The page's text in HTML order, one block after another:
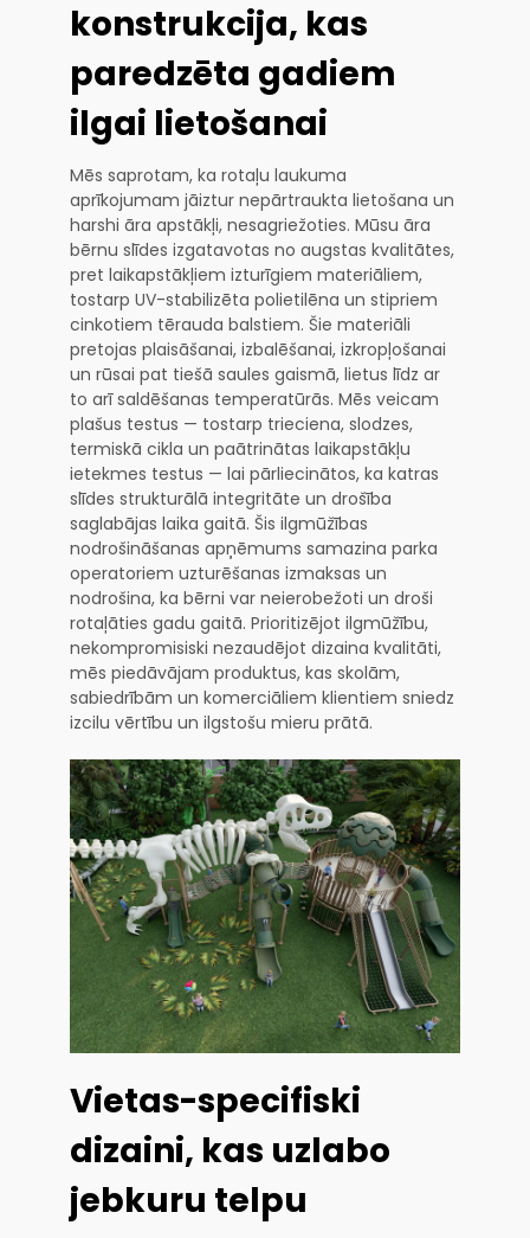
konstrukcija, kas
paredzēta gadiem
ilgai lietošanai
Mēs saprotam, ka rotaļu laukuma
aprīkojumam jāiztur nepārtraukta lietošana un
harshi āra apstākļi, nesagriežoties. Mūsu āra
bērnu slīdes izgatavotas no augstas kvalitātes,
pret laikapstākļiem izturīgiem materiāliem,
tostarp UV-stabilizēta polietilēna un stipriem
cinkotiem tērauda balstiem. Šie materiāli
pretojas plaisāšanai, izbalēšanai, izkropļošanai
un rūsai pat tiešā saules gaismā, lietus līdz ar
to arī saldēšanas temperatūrās. Mēs veicam
plašus testus — tostarp trieciena, slodzes,
termiskā cikla un paātrinātas laikapstākļu
ietekmes testus — lai pārliecinātos, ka katras
slīdes strukturālā integritāte un drošība
saglabājas laika gaitā. Šis ilgmūžības
nodrošināšanas apņēmums samazina parka
operatoriem uzturēšanas izmaksas un
nodrošina, ka bērni var neierobežoti un droši
rotaļāties gadu gaitā. Prioritizējot ilgmūžību,
nekompromisiski nezaudējot dizaina kvalitāti,
mēs piedāvājam produktus, kas skolām,
sabiedrībām un komerciāliem klientiem sniedz
izcilu vērtību un ilgstošu mieru prātā.
Vietas-specifiski
dizaini, kas uzlabo
jebkuru telpu